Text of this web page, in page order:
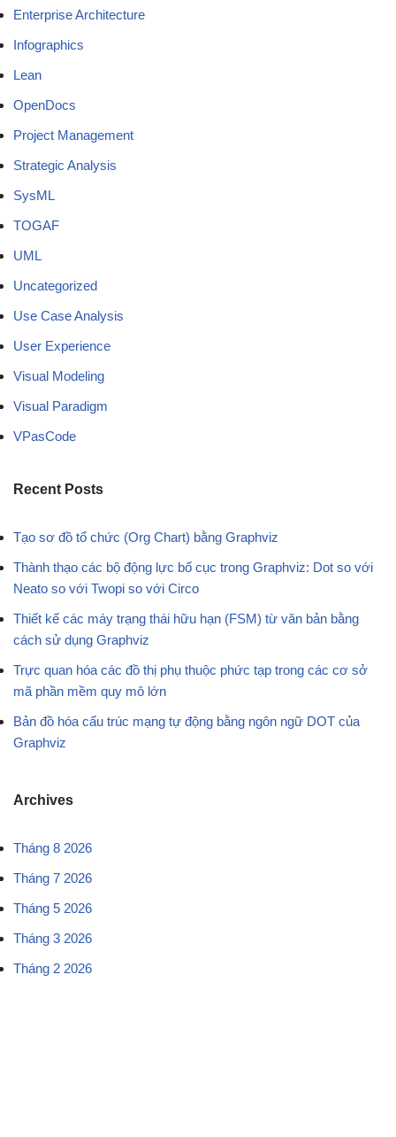
Enterprise Architecture
Infographics
Lean
OpenDocs
Project Management
Strategic Analysis
SysML
TOGAF
UML
Uncategorized
Use Case Analysis
User Experience
Visual Modeling
Visual Paradigm
VPasCode
Recent Posts
Tạo sơ đồ tổ chức (Org Chart) bằng Graphviz
Thành thạo các bộ động lực bố cục trong Graphviz: Dot so với
Neato so với Twopi so với Circo
Thiết kế các máy trạng thái hữu hạn (FSM) từ văn bản bằng
cách sử dụng Graphviz
Trực quan hóa các đồ thị phụ thuộc phức tạp trong các cơ sở
mã phần mềm quy mô lớn
Bản đồ hóa cấu trúc mạng tự động bằng ngôn ngữ DOT của
Graphviz
Archives
Tháng 8 2026
Tháng 7 2026
Tháng 5 2026
Tháng 3 2026
Tháng 2 2026